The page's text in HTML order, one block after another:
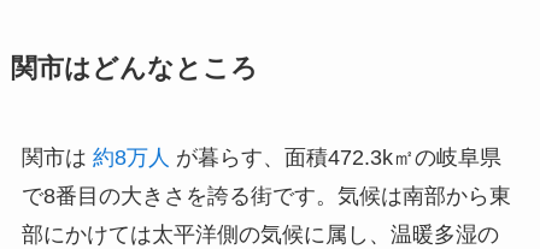
関市はどんなところ
関市は 約8万人 が暮らす、面積472.3k㎡の岐阜県
で8番目の大きさを誇る街です。気候は南部から東
部にかけては太平洋側の気候に属し、温暖多湿の